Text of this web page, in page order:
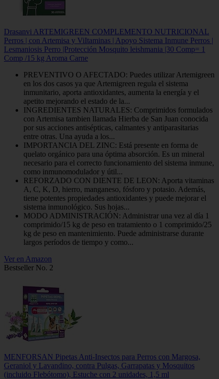
Drasanvi ARTEMIGREEN COMPLEMENTO NUTRICIONAL
Perros | con Artemisa y ViItaminas | Apoyo Sistema Inmune Perros |
Lesmaniosis Perro |Protección Mosquito leishmania |30 Comp= 1
Comp /15 kg Aroma Carne
PREVENTIVO O AFECTADO: Puedes utilizar Artemigreen
en los dos casos ya que Artemigreen regula el sistema
inmunitario, aporta antioxidantes, aumenta la energía y el
apetito mejorando el estado de la...
INGREDIENTES NATURALES: Comprimidos formulados
con Artemisa tambien llamada Hierba de San Juan conocida
por sus acciones antisépticas, calmantes y antiparasitarias
entre otras. Una ayuda a los...
IMPORTANCIA DEL ZINC: Está presente en forma de
quelato orgánico para una óptima absorción. Es un mineral
necesario para el correcto funcionamiento del sistema inmune,
como inmunomodulador y útil...
REFORZADO CON DIENTE DE LEON: Aporta vitaminas
A, C, K, D, hierro, manganeso, fósforo y potasio. Además,
tiene potentes propiedades antioxidantes y puede mejorar el
sistema inmunológico. Sus hojas...
MODO ADMINISTRACIÓN: Administrar una vez al día 1
comprimido/15 kg de peso en tratamiento o 1 comprimido/25
kg de peso en mantenimiento. Puede administrarse durante
largos períodos de tiempo y como...
Ver en Amazon
Bestseller No. 2
MENFORSAN Pipetas Anti-Insectos para Perros con Margosa,
Geraniol y Lavandino, contra Pulgas, Garrapatas y Mosquitos
(incluido Flebótomo), Estuche con 2 unidades, 1,5 ml